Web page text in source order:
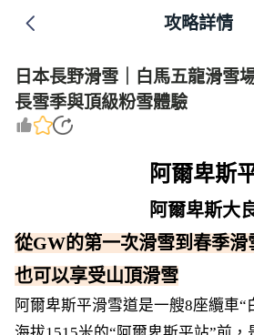
攻略詳情
日本長野滑雪｜白馬五龍滑雪
長雪季與頂級粉雪體驗
阿爾卑斯
阿爾卑斯大
從GW的第一次滑雪到春季滑
也可以享受山頂滑雪
阿爾卑斯平滑雪道是一艘8座纜車“